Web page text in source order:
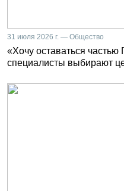
31 июля 2026 г. — Общество
«Хочу оставаться
специалисты выбирают